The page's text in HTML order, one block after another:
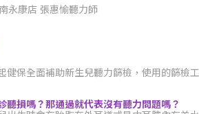
永康店 張惠愉聽力師
健保全面補助新生兒聽力篩檢，使用的篩檢
聽損嗎？那通過就代表沒有聽力問題嗎？